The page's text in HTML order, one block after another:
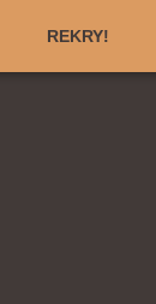
REKRY!